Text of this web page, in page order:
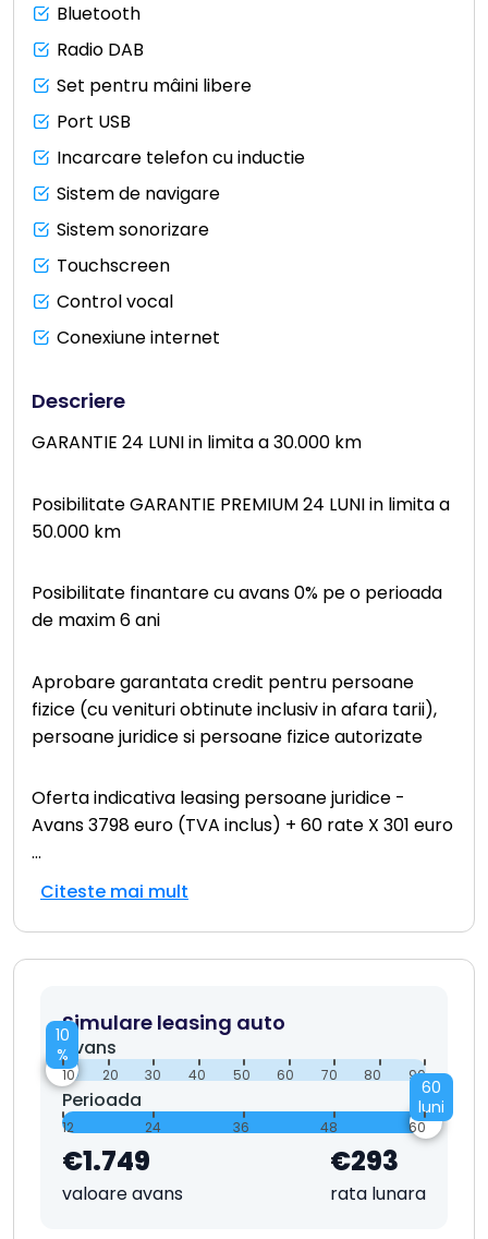
Bluetooth
Radio DAB
Set pentru mâini libere
Port USB
Incarcare telefon cu inductie
Sistem de navigare
Sistem sonorizare
Touchscreen
Control vocal
Conexiune internet
Descriere
GARANTIE 24 LUNI in limita a 30.000 km
Posibilitate GARANTIE PREMIUM 24 LUNI in limita a
50.000 km
Posibilitate finantare cu avans 0% pe o perioada
de maxim 6 ani
Aprobare garantata credit pentru persoane
fizice (cu venituri obtinute inclusiv in afara tarii),
persoane juridice si persoane fizice autorizate
Oferta indicativa leasing persoane juridice -
Avans 3798 euro (TVA inclus) + 60 rate X 301 euro
...
Citeste mai mult
Simulare leasing auto
Avans
10
%
10 20 30 40 50 60 70 80 90
Perioada
60
luni
12 24 36 48 60
€1.749
valoare avans
€293
rata lunara